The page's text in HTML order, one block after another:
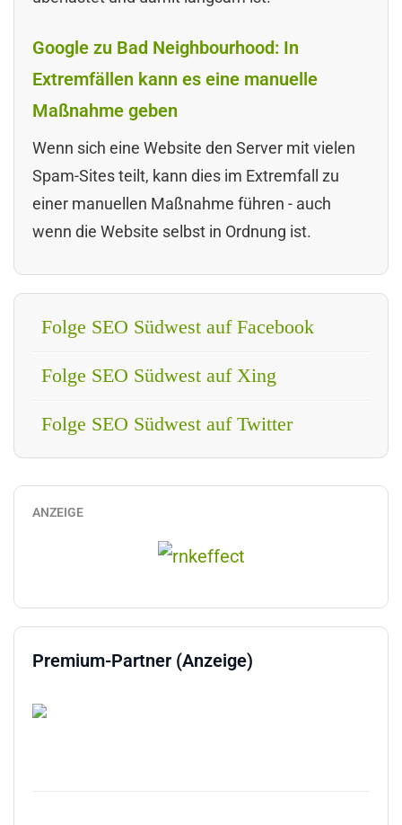
Google zu Bad Neighbourhood: In
Extremfällen kann es eine manuelle
Maßnahme geben
Wenn sich eine Website den Server mit vielen
Spam-Sites teilt, kann dies im Extremfall zu
einer manuellen Maßnahme führen - auch
wenn die Website selbst in Ordnung ist.
Folge SEO Südwest auf Facebook
Folge SEO Südwest auf Xing
Folge SEO Südwest auf Twitter
ANZEIGE
Premium-Partner (Anzeige)